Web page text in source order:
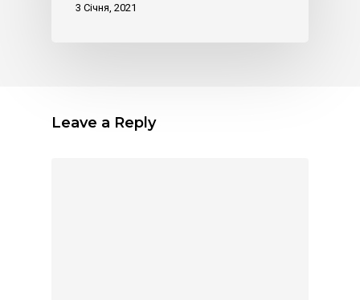
3 Січня, 2021
Leave a Reply